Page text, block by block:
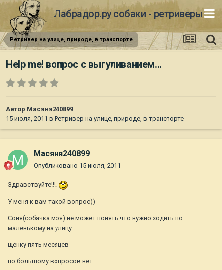
Лабрадор.ру собаки - ретриверы
Ретривер на улице, природе, в транспорте
Help me! вопрос с выгуливанием...
Автор Масяня240899
15 июля, 2011 в Ретривер на улице, природе, в транспорте
Масяня240899
Опубликовано 15 июля, 2011
Здравствуйте!!!!
У меня к вам такой вопрос))
Соня(собачка моя) не может понять что нужно ходить по
маленькому на улицу.
щенку пять месяцев
по большому вопросов нет.